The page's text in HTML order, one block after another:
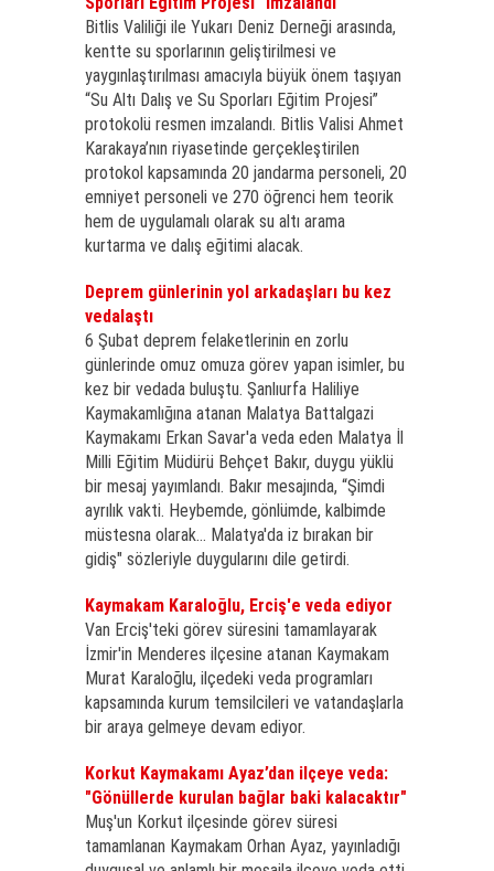
Bitlis Valiliği ile Yukarı Deniz Derneği arasında,
kentte su sporlarının geliştirilmesi ve
yaygınlaştırılması amacıyla büyük önem taşıyan
“Su Altı Dalış ve Su Sporları Eğitim Projesi”
protokolü resmen imzalandı. Bitlis Valisi Ahmet
Karakaya’nın riyasetinde gerçekleştirilen
protokol kapsamında 20 jandarma personeli, 20
emniyet personeli ve 270 öğrenci hem teorik
hem de uygulamalı olarak su altı arama
kurtarma ve dalış eğitimi alacak.
Deprem günlerinin yol arkadaşları bu kez
vedalaştı
6 Şubat deprem felaketlerinin en zorlu
günlerinde omuz omuza görev yapan isimler, bu
kez bir vedada buluştu. Şanlıurfa Haliliye
Kaymakamlığına atanan Malatya Battalgazi
Kaymakamı Erkan Savar'a veda eden Malatya İl
Milli Eğitim Müdürü Behçet Bakır, duygu yüklü
bir mesaj yayımlandı. Bakır mesajında, “Şimdi
ayrılık vakti. Heybemde, gönlümde, kalbimde
müstesna olarak... Malatya'da iz bırakan bir
gidiş" sözleriyle duygularını dile getirdi.
Kaymakam Karaloğlu, Erciş'e veda ediyor
Van Erciş'teki görev süresini tamamlayarak
İzmir'in Menderes ilçesine atanan Kaymakam
Murat Karaloğlu, ilçedeki veda programları
kapsamında kurum temsilcileri ve vatandaşlarla
bir araya gelmeye devam ediyor.
Korkut Kaymakamı Ayaz’dan ilçeye veda:
"Gönüllerde kurulan bağlar baki kalacaktır"
Muş'un Korkut ilçesinde görev süresi
tamamlanan Kaymakam Orhan Ayaz, yayınladığı